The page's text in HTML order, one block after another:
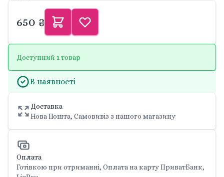
650 ₴
Доступний 1 товар
В наявності
Доставка
Нова Пошта, Самовивіз з нашого магазину
Оплата
Готівкою при отриманні, Оплата на карту ПриватБанк,